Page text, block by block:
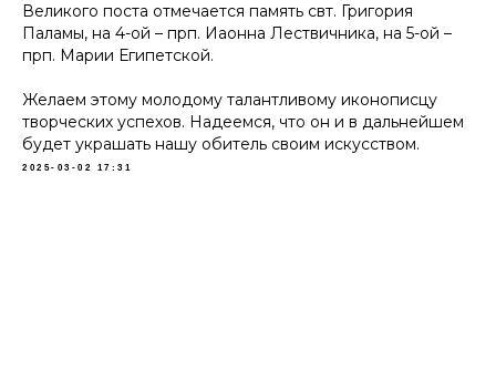
Великого поста отмечается память свт. Григория
Паламы, на 4-ой – прп. Иаонна Лествичника, на 5-ой –
прп. Марии Египетской.
Желаем этому молодому талантливому иконописцу
творческих успехов. Надеемся, что он и в дальнейшем
будет украшать нашу обитель своим искусством.
2025-03-02 17:31